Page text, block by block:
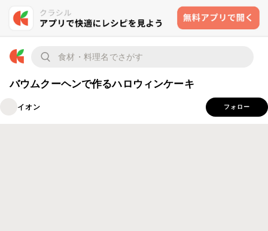
バウムクーヘンで作るハロウィンケーキ
イオン フォロー